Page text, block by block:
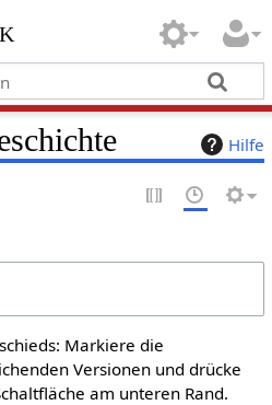
Hilfe
Markiere die
Versionen und drücke
am unteren Rand.